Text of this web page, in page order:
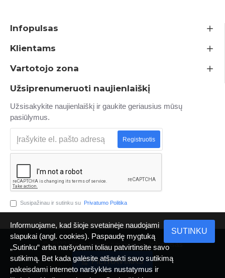
Infopulsas
Klientams
Vartotojo zona
Užsiprenumeruoti naujienlaiškį
Užsisakykite naujienlaiškį ir gaukite geriausius mūsų
pasiūlymus.
Registruotis
Susipažinau ir sutinku su Privatumo Politika
© 2022 Visos teisės saugomos. Infopulsas
Sukurė
SUTINKU
Informuojame, kad šioje svetainėje naudojami
slapukai (angl. cookies). Paspaudę mygtuką
„Sutinku“ arba naršydami toliau patvirtinsite savo
sutikimą. Bet kada galėsite atšaukti savo sutikimą
pakeisdami interneto naršyklės nustatymus ir
FILTRAVIMAS